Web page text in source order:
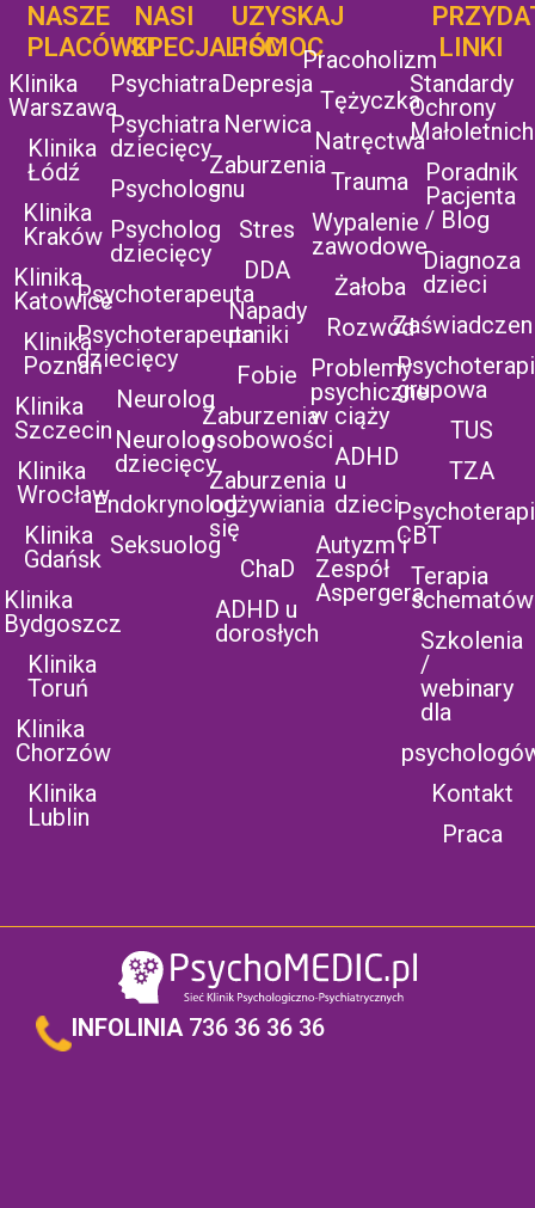
NASZE
PLACÓWKI
Klinika
Warszawa
Klinika
Łódź
Klinika
Kraków
Klinika
Katowice
Klinika
Poznań
Klinika
Szczecin
Klinika
Wrocław
Klinika
Gdańsk
Klinika
Bydgoszcz
Klinika
Toruń
Klinika
Chorzów
Klinika
Lublin
NASI
SPECJALIŚCI
Psychiatra
Psychiatra
dziecięcy
Psycholog
Psycholog
dziecięcy
Psychoterapeuta
Psychoterapeuta
dziecięcy
Neurolog
Neurolog
dziecięcy
Endokrynolog
Seksuolog
UZYSKAJ
POMOC
Depresja
Nerwica
Zaburzenia
snu
Stres
DDA
Napady
paniki
Fobie
Zaburzenia
osobowości
Zaburzenia
odżywiania
się
ChaD
ADHD u
dorosłych
UZYSKAJ
POMOC
Pracoholizm
Tężyczka
Natręctwa
Trauma
Wypalenie
zawodowe
Żałoba
Rozwód
Problemy
psychiczne
w ciąży
ADHD
u
dzieci
Autyzm i
Zespół
Aspergera
LINKI
Standardy
Ochrony
Małoletnich
Poradnik
Pacjenta
/ Blog
Diagnoza
dzieci
grupowa
TUS
TZA
CBT
Terapia
schematów
Szkolenia
/
webinary
dla
Kontakt
Praca
INFOLINIA 736 36 36 36